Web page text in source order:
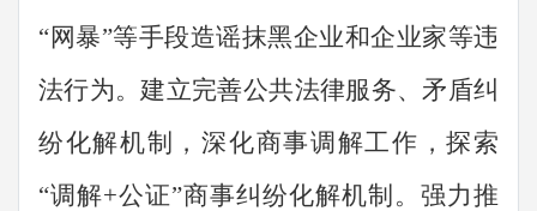
“网暴”等手段造谣抹黑企业和企业家等违
法行为。建立完善公共法律服务、矛盾纠
纷化解机制，深化商事调解工作，探索
“调解+公证”商事纠纷化解机制。强力推